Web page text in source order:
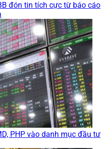
đón tin tích cực từ báo cáo
PHP vào danh mục đầu tư